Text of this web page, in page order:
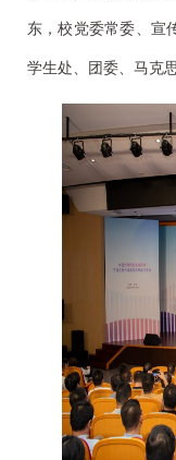
东，校党委常委、宣
学生处、团委、马克